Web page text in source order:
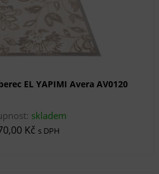
EL YAPIMI Avera AV0120
skladem
Kč s DPH